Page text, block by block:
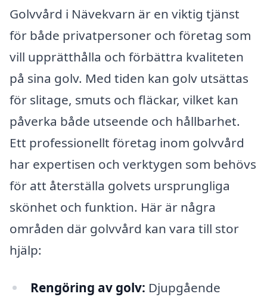
Golvvård i Nävekvarn är en viktig tjänst
för både privatpersoner och företag som
vill upprätthålla och förbättra kvaliteten
på sina golv. Med tiden kan golv utsättas
för slitage, smuts och fläckar, vilket kan
påverka både utseende och hållbarhet.
Ett professionellt företag inom golvvård
har expertisen och verktygen som behövs
för att återställa golvets ursprungliga
skönhet och funktion. Här är några
områden där golvvård kan vara till stor
hjälp:
Rengöring av golv: Djupgående